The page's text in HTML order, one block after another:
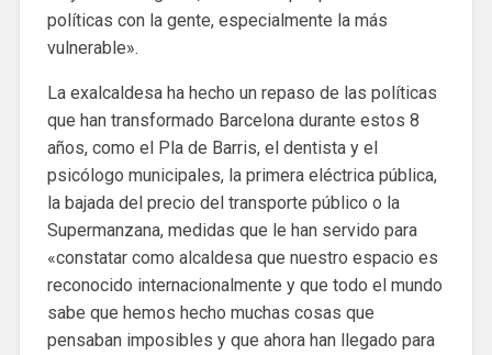
políticas con la gente, especialmente la más
vulnerable».
La exalcaldesa ha hecho un repaso de las políticas
que han transformado Barcelona durante estos 8
años, como el Pla de Barris, el dentista y el
psicólogo municipales, la primera eléctrica pública,
la bajada del precio del transporte público o la
Supermanzana, medidas que le han servido para
«constatar como alcaldesa que nuestro espacio es
reconocido internacionalmente y que todo el mundo
sabe que hemos hecho muchas cosas que
pensaban imposibles y que ahora han llegado para